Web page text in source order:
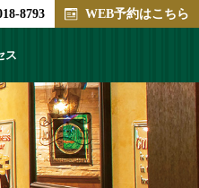
8793 WEB予約はこちら
ス